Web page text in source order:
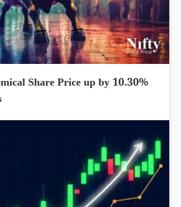
Share Price up by 10.30%